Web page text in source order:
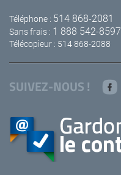
Téléphone : 514 868-2081
Sans frais : 1 888 542-8597
Télécopieur : 514 868-2088
SUIVEZ-NOUS !